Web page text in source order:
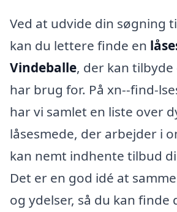
Ved at udvide din søgning
kan du lettere finde en
Vindeballe, der kan tilbyde
har brug for. På xn--find-
har vi samlet en liste over
låsesmede, der arbejder i
kan nemt indhente tilbud
Det er en god idé at
og ydelser, så du kan finde